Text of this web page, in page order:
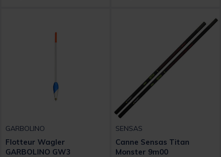
GARBOLINO
Flotteur Wagler
GARBOLINO GW3
SENSAS
Canne Sensas Titan
Monster 9m00